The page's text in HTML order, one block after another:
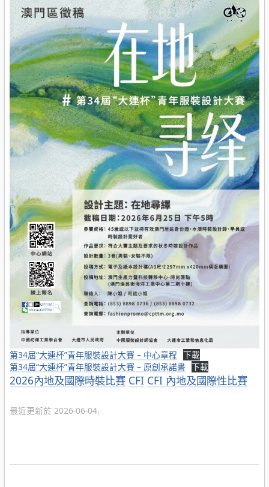
第34屆“大連杯”青年服裝設計大賽 – 中心章程
下載
第34屆“大連杯”青年服裝設計大賽 – 原創承諾書
下載
分
2026內地及國際時裝比賽 CFI CFI 內地及國際性比賽
最近更新於 2026-06-04.